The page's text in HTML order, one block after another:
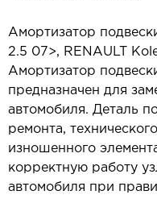
Амортизатор
2.5 07>, RENAULT
Амортизатор
предназначен для
автомобиля. Деталь
ремонта,
изношенного
корректную работу
автомобиля при